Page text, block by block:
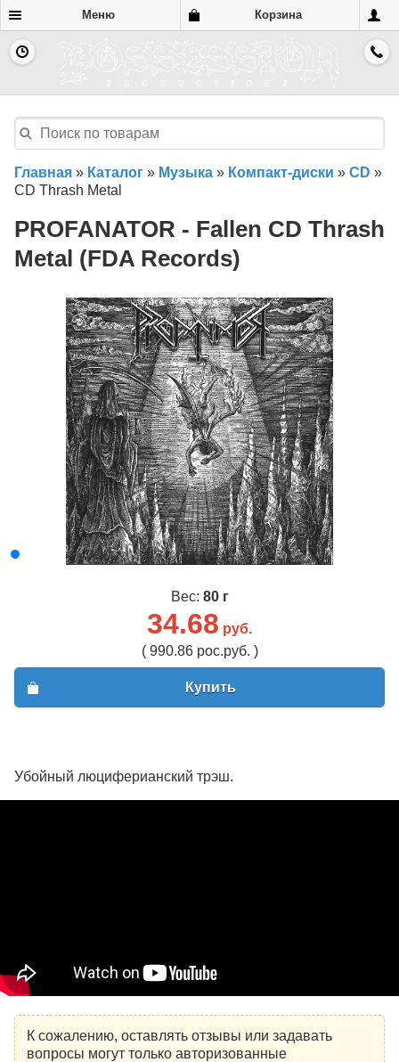
Меню Корзина
Главная » Каталог » Музыка » Компакт-диски » CD »
CD Thrash Metal
PROFANATOR - Fallen CD Thrash
Metal (FDA Records)
Вес: 80 г
34.68 руб.
( 990.86 рос.руб. )
Купить
Убойный люциферианский трэш.
К сожалению, оставлять отзывы или задавать
вопросы могут только авторизованные